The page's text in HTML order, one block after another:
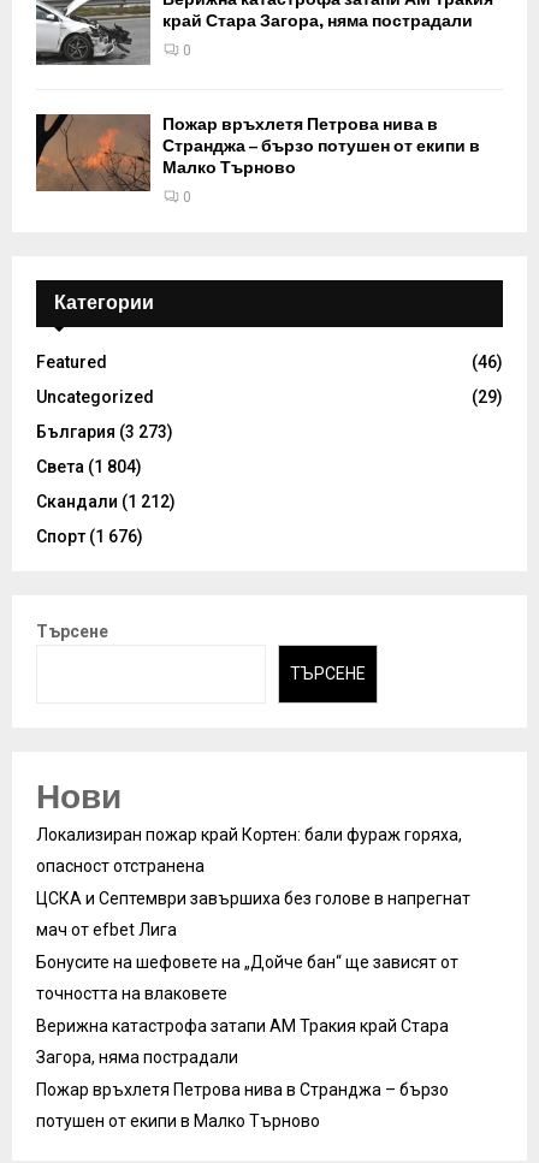
край Стара Загора, няма пострадали
0
Пожар връхлетя Петрова нива в
Странджа – бързо потушен от екипи в
Малко Търново
0
Категории
Featured
(46)
Uncategorized
(29)
България (3 273)
Света (1 804)
Скандали (1 212)
Спорт (1 676)
Търсене
ТЪРСЕНЕ
Нови
Локализиран пожар край Кортен: бали фураж горяха,
опасност отстранена
ЦСКА и Септември завършиха без голове в напрегнат
мач от efbet Лига
Бонусите на шефовете на „Дойче бан“ ще зависят от
точността на влаковете
Верижна катастрофа затапи АМ Тракия край Стара
Загора, няма пострадали
Пожар връхлетя Петрова нива в Странджа – бързо
потушен от екипи в Малко Търново